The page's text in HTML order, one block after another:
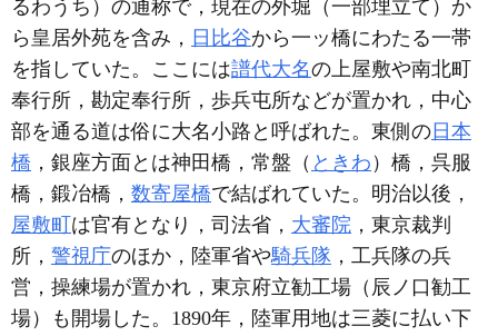
るわうち）の通称で，現在の外堀（一部埋立て）か
ら皇居外苑を含み， 日比谷から一ッ橋にわたる一帯
を指していた。ここには譜代大名の上屋敷や南北町
奉行所，勘定奉行所，歩兵屯所などが置かれ，中心
部を通る道は俗に大名小路と呼ばれた。東側の 日本
橋 ，銀座方面とは神田橋，常盤（ ときわ ）橋，呉服
橋，鍛冶橋， 数寄屋橋で結ばれていた。明治以後，
屋敷町 は官有となり，司法省， 大審院 ，東京裁判
所， 警視庁のほか，陸軍省や騎兵隊 ，工兵隊の兵
営，操練場が置かれ，東京府立勧工場（辰ノ口勧工
場）も開場した。1890年，陸軍用地は三菱に払い下